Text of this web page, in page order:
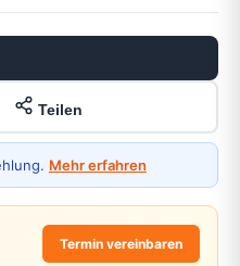
Teilen
Mehr erfahren
Termin vereinbaren